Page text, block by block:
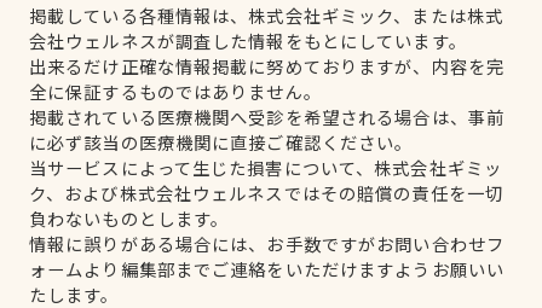
掲載している各種情報は、株式会社ギミック、または株式
会社ウェルネスが調査した情報をもとにしています。
出来るだけ正確な情報掲載に努めておりますが、内容を完
全に保証するものではありません。
掲載されている医療機関へ受診を希望される場合は、事前
に必ず該当の医療機関に直接ご確認ください。
当サービスによって生じた損害について、株式会社ギミッ
ク、および株式会社ウェルネスではその賠償の責任を一切
負わないものとします。
情報に誤りがある場合には、お手数ですがお問い合わせフ
ォームより編集部までご連絡をいただけますようお願いい
たします。